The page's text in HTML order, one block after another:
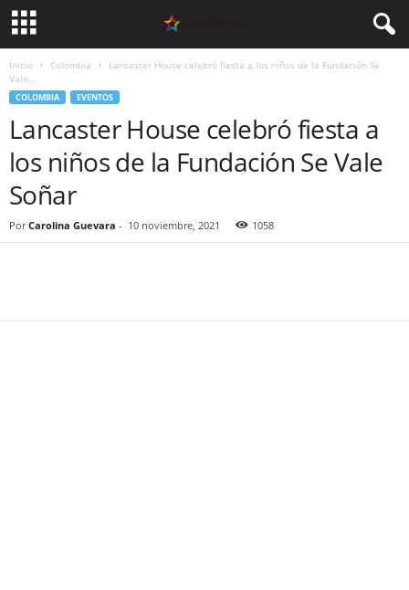
Inicio Colombia
Lancaster House celebró fiesta a los niños de la Fundación Se
Vale...
COLOMBIA EVENTOS
Lancaster House celebró fiesta a
los niños de la Fundación Se Vale
Soñar
Por Carolina Guevara - 10 noviembre, 2021 1058